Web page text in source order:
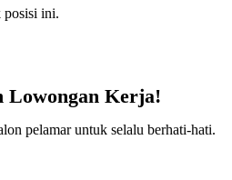
posisi ini.
Lowongan Kerja!
pelamar untuk selalu berhati-hati.